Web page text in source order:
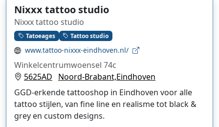
Nixxx tattoo studio
Nixxx tattoo studio
Tatoeages Tattoo studio
www.tattoo-nixxx-eindhoven.nl/
Winkelcentrumwoensel 74c
5625AD
Noord-Brabant,Eindhoven
GGD-erkende tattooshop in Eindhoven voor alle
tattoo stijlen, van fine line en realisme tot black &
grey en custom designs.